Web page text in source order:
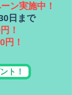
ン実施中！
日まで
！
円！
ト！